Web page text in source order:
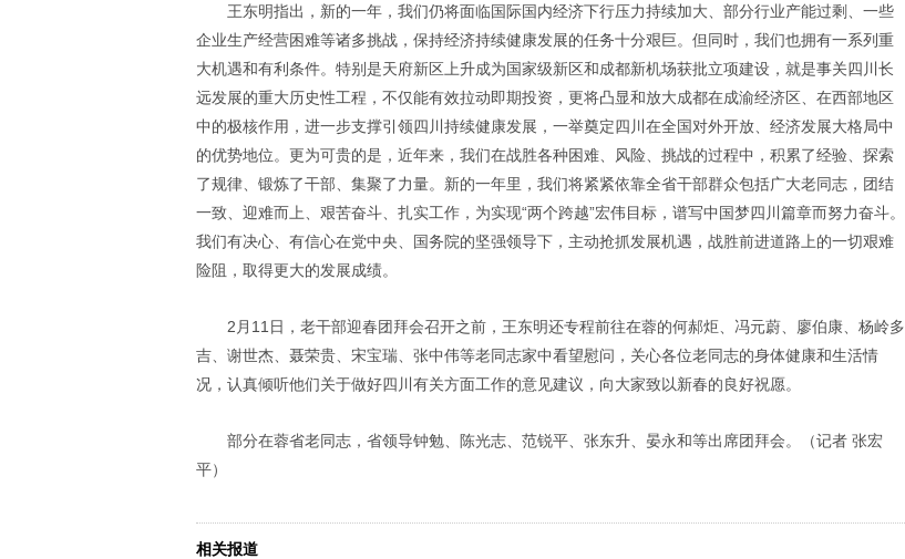
王东明指出，新的一年，我们仍将面临国际国内经济下行压力持续加大、部分行业产能过剩、一些
企业生产经营困难等诸多挑战，保持经济持续健康发展的任务十分艰巨。但同时，我们也拥有一系列重
大机遇和有利条件。特别是天府新区上升成为国家级新区和成都新机场获批立项建设，就是事关四川长
远发展的重大历史性工程，不仅能有效拉动即期投资，更将凸显和放大成都在成渝经济区、在西部地区
中的极核作用，进一步支撑引领四川持续健康发展，一举奠定四川在全国对外开放、经济发展大格局中
的优势地位。更为可贵的是，近年来，我们在战胜各种困难、风险、挑战的过程中，积累了经验、探索
了规律、锻炼了干部、集聚了力量。新的一年里，我们将紧紧依靠全省干部群众包括广大老同志，团结
一致、迎难而上、艰苦奋斗、扎实工作，为实现“两个跨越”宏伟目标，谱写中国梦四川篇章而努力奋斗。
我们有决心、有信心在党中央、国务院的坚强领导下，主动抢抓发展机遇，战胜前进道路上的一切艰难
险阻，取得更大的发展成绩。
2月11日，老干部迎春团拜会召开之前，王东明还专程前往在蓉的何郝炬、冯元蔚、廖伯康、杨岭多
吉、谢世杰、聂荣贵、宋宝瑞、张中伟等老同志家中看望慰问，关心各位老同志的身体健康和生活情
况，认真倾听他们关于做好四川有关方面工作的意见建议，向大家致以新春的良好祝愿。
部分在蓉省老同志，省领导钟勉、陈光志、范锐平、张东升、晏永和等出席团拜会。（记者 张宏
平）
相关报道